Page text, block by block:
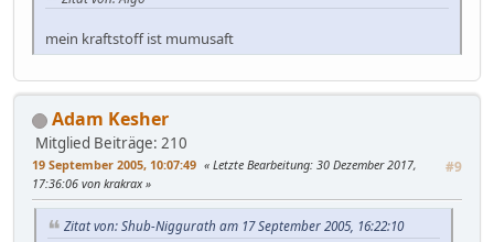
mein kraftstoff ist mumusaft
Adam Kesher
Mitglied Beiträge: 210
19 September 2005, 10:07:49 #9
Letzte Bearbeitung: 30 Dezember 2017,
17:36:06 von krakrax
Zitat von: Shub-Niggurath am 17 September 2005, 16:22:10